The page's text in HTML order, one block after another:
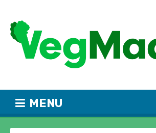
MENU